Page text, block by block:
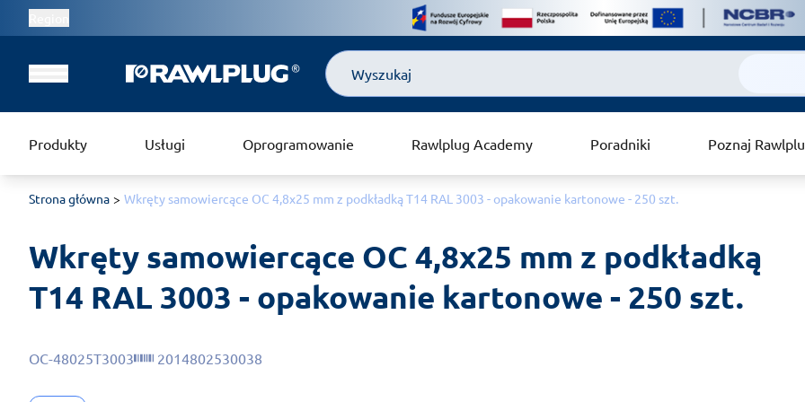
Szukaj
Produkty Usługi Oprogramowanie Rawlplug Academy Poradniki Poznaj
Strona główna Wkręty samowiercące OC 4,8x25 mm z podkładką T14 RAL 3003 - opakowanie kartonowe - 250 szt.
Wkręty samowiercące OC 4,8x25 mm z podkładką
T14 RAL 3003 - opakowanie kartonowe - 250 szt.
OC-48025T3003 2014802530038